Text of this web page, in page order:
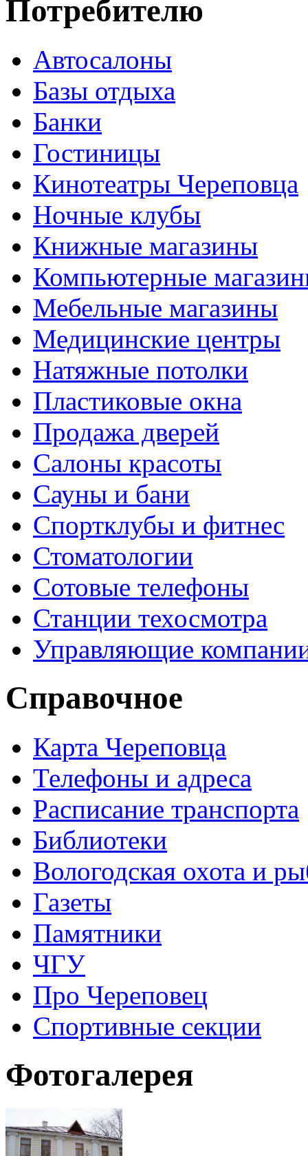
Потребителю
Автосалоны
Базы отдыха
Банки
Гостиницы
Кинотеатры Череповца
Ночные клубы
Книжные магазины
Компьютерные
Мебельные магазины
Медицинские центры
Натяжные потолки
Пластиковые окна
Продажа дверей
Салоны красоты
Сауны и бани
Спортклубы и фитнес
Стоматологии
Сотовые телефоны
Станции техосмотра
Управляющие
Справочное
Карта Череповца
Телефоны и адреса
Расписание транспорта
Библиотеки
Вологодская охота и
Газеты
Памятники
ЧГУ
Про Череповец
Спортивные секции
Фотогалерея